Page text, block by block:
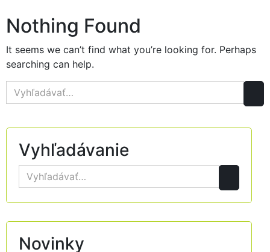
Nothing Found
It seems we can’t find what you’re looking for. Perhaps
searching can help.
Vyhľadávanie
Novinky